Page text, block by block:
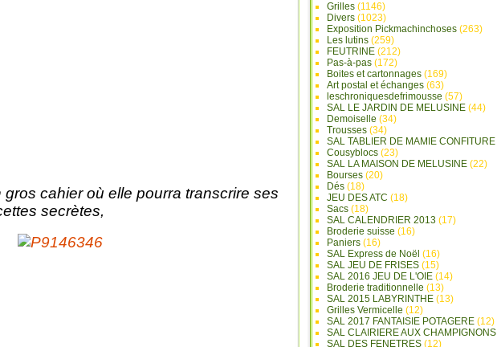
gros cahier où elle pourra transcrire ses
secrètes,
Grilles (1146)
Divers (1023)
Exposition Pickmachinchoses (263)
Les lutins (259)
FEUTRINE (212)
Pas-à-pas (172)
Boites et cartonnages (169)
Art postal et échanges (63)
leschroniquesdefrimousse (57)
SAL LE JARDIN DE MELUSINE (44)
Demoiselle (34)
Trousses (34)
SAL TABLIER DE MAMIE CONFITURE
Cousyblocs (23)
SAL LA MAISON DE MELUSINE (22)
Bourses (20)
Dés (18)
JEU DES ATC (18)
Sacs (18)
SAL CALENDRIER 2013 (17)
Broderie suisse (16)
Paniers (16)
SAL Express de Noël (16)
SAL JEU DE FRISES (15)
SAL 2016 JEU DE L'OIE (14)
Broderie traditionnelle (13)
SAL 2015 LABYRINTHE (13)
Grilles Vermicelle (12)
SAL 2017 FANTAISIE POTAGERE (12)
SAL CLAIRIERE AUX CHAMPIGNONS
SAL DES FENETRES (12)